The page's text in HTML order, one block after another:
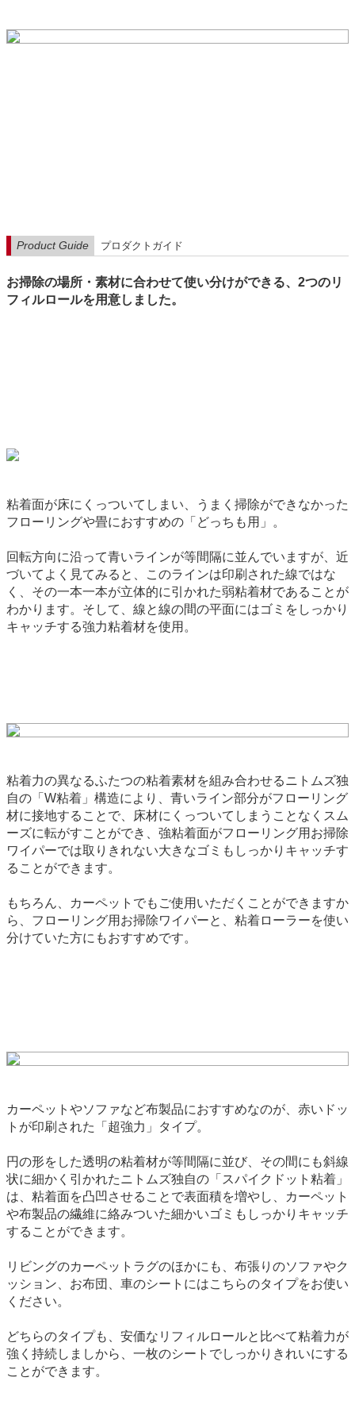
Product Guide プロダクトガイド
お掃除の場所・素材に合わせて使い分けができる、2つのリ
フィルロールを用意しました。
粘着面が床にくっついてしまい、うまく掃除ができなかった
フローリングや畳におすすめの「どっちも用」。
回転方向に沿って青いラインが等間隔に並んでいますが、近
づいてよく見てみると、このラインは印刷された線ではな
く、その一本一本が立体的に引かれた弱粘着材であることが
わかります。そして、線と線の間の平面にはゴミをしっかり
キャッチする強力粘着材を使用。
粘着力の異なるふたつの粘着素材を組み合わせるニトムズ独
自の「W粘着」構造により、青いライン部分がフローリング
材に接地することで、床材にくっついてしまうことなくスム
ーズに転がすことができ、強粘着面がフローリング用お掃除
ワイパーでは取りきれない大きなゴミもしっかりキャッチす
ることができます。
もちろん、カーペットでもご使用いただくことができますか
ら、フローリング用お掃除ワイパーと、粘着ローラーを使い
分けていた方にもおすすめです。
カーペットやソファなど布製品におすすめなのが、赤いドッ
トが印刷された「超強力」タイプ。
円の形をした透明の粘着材が等間隔に並び、その間にも斜線
状に細かく引かれたニトムズ独自の「スパイクドット粘着」
は、粘着面を凸凹させることで表面積を増やし、カーペット
や布製品の繊維に絡みついた細かいゴミもしっかりキャッチ
することができます。
リビングのカーペットラグのほかにも、布張りのソファやク
ッション、お布団、車のシートにはこちらのタイプをお使い
ください。
どちらのタイプも、安価なリフィルロールと比べて粘着力が
強く持続しましから、一枚のシートでしっかりきれいにする
ことができます。